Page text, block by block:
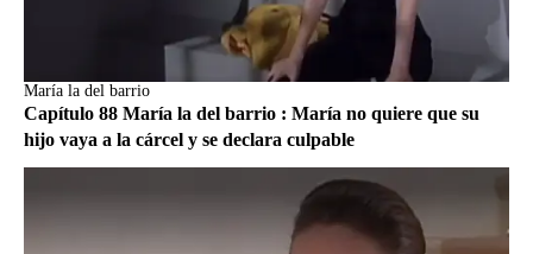
María la del barrio
Capítulo 88 María la del barrio : María no quiere que su
hijo vaya a la cárcel y se declara culpable